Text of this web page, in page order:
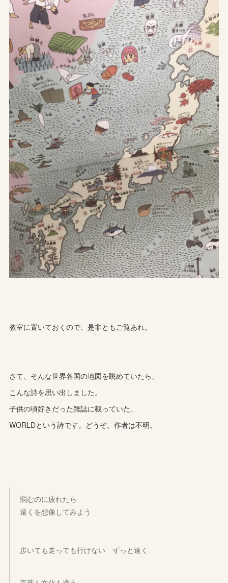
教室に置いておくので、是非ともご覧あれ。
さて、そんな世界各国の地図を眺めていたら、
こんな詩を思い出しました。
子供の頃好きだった雑誌に載っていた、
WORLDという詩です。どうぞ。作者は不明。
悩むのに疲れたら
遠くを想像してみよう
歩いても走っても行けない ずっと遠く